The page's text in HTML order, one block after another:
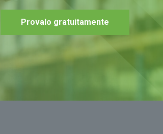
Provalo gratuitamente